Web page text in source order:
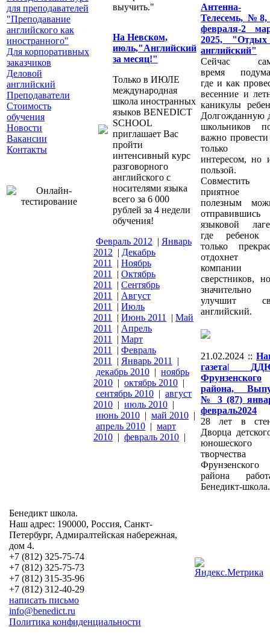
для преподавателей
"Преподавание
английского как
иностранного"
Для корпоративных
заказчиков
Деловой
английский
Преподаватели
Стоимость
обучения
Новости
Вакансии
Контакты
выучить."
На Невском,
июль,"Английский
за месяц!"
Только в ИЮЛЕ
международная
школа иностранных
языков BENEDICT
SCHOOL
приглашает Вас
пройти
интенсивный курс
разговорного
английского с
носителями языка
всего за 6 000
рублей за 4 недели
обучения!
Февраль 2012 | Январь
2012 | Декабрь
2011
| Ноябрь
2011
| Октябрь
2011
| Сентябрь
2011
| Август
2011
| Июль
2011
| Июнь 2011 | Май
2011
| Апрель
2011
| Март
2011
| Февраль
2011
| Январь 2011
|
декабрь 2010 | ноябрь
2010 | октябрь 2010 |
сентябрь 2010 | август
2010 | июль 2010 |
июнь 2010 | май 2010 |
апрель 2010 | март
2010 | февраль 2010 |
Антенна-
Телесемь, №8,
февраля-2
2025,
английский"
Сейчас
время
где и как
весенние и
каникулы
Долгожданную
школьников
важно
только
интересом, но
пользой.
Совместить
полезным
языковой
где ребенок
только
компании
сверстников,
значительно
улучшит
английский.
21.02.2024 ::
газета|
Фрунзенского
района,
№ 3 (87)
февраль2024
28 лет в
Дворца
юношеского
творчества
Фрунзенского
района
Бенедикт-школа.
Бенедикт школа.
Наш адрес: 190000, Россия, Санкт-
Петербург, Адмиралтейская набережная,
дом 4.
+7 (812) 325-75-74
+7 (812) 325-75-73
+7 (812) 315-35-96
+7 (812) 312-40-29
написать письмо
info@benedict.ru
Политика конфиденциальности